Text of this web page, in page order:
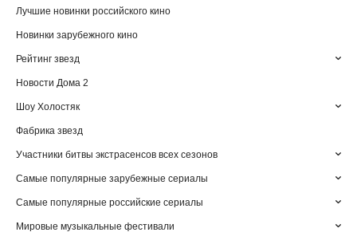
Лучшие новинки российского кино
Новинки зарубежного кино
Рейтинг звезд
Новости Дома 2
Шоу Холостяк
Фабрика звезд
Участники битвы экстрасенсов всех сезонов
Самые популярные зарубежные сериалы
Самые популярные российские сериалы
Мировые музыкальные фестивали